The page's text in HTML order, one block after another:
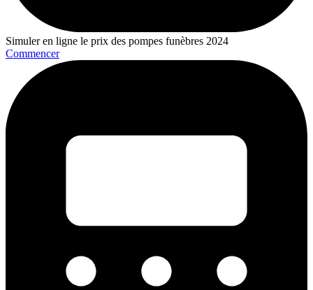
Simuler en ligne le prix des pompes funèbres 2024
Commencer